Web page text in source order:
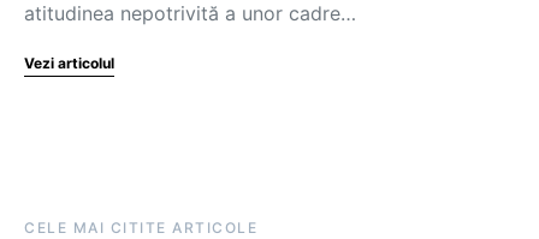
atitudinea nepotrivită a unor cadre…
Vezi articolul
CELE MAI CITITE ARTICOLE